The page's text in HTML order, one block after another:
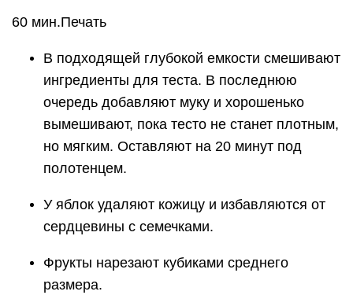
60 мин.Печать
В подходящей глубокой емкости смешивают
ингредиенты для теста. В последнюю
очередь добавляют муку и хорошенько
вымешивают, пока тесто не станет плотным,
но мягким. Оставляют на 20 минут под
полотенцем.
У яблок удаляют кожицу и избавляются от
сердцевины с семечками.
Фрукты нарезают кубиками среднего
размера.